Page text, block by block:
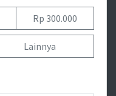
Rp 300.000
Lainnya